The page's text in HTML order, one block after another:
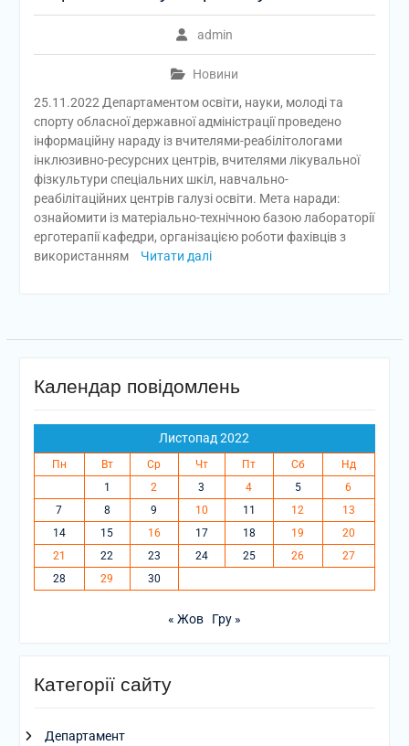
admin
Новини
25.11.2022 Департаментом освіти, науки, молоді та
спорту обласної державної адміністрації проведено
інформаційну нараду із вчителями-реабілітологами
інклюзивно-ресурсних центрів, вчителями лікувальної
фізкультури спеціальних шкіл, навчально-
реабілітаційних центрів галузі освіти. Мета наради:
ознайомити із матеріально-технічною базою лабораторії
ерготерапії кафедри, організацією роботи фахівців з
використанням
Читати далі
Календар повідомлень
Листопад 2022
Пн Вт Ср Чт Пт Сб
Нд
1
2 3 4 5
6
7
8 9 10 11 12
13
14
15 16 17 18 19
20
21
22 23 24 25 26
27
28
29 30
« Жов Гру »
Категорії сайту
Департамент